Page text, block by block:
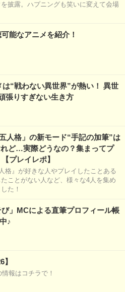
披露。ハプニングも笑いに変えて会場
能なアニメを紹介！
は“戦わない異世界”が熱い！ 異世
張りすぎない生き方
人格」の新モード“手記の加筆”は
ど…実際どうなの？集まってプ
プレイレポ】
格』が好きな人やプレイしたことある
ことがない人など、様々な4人を集め
た！
び」MCによる直筆プロフィール帳
♪
報はコチラで！